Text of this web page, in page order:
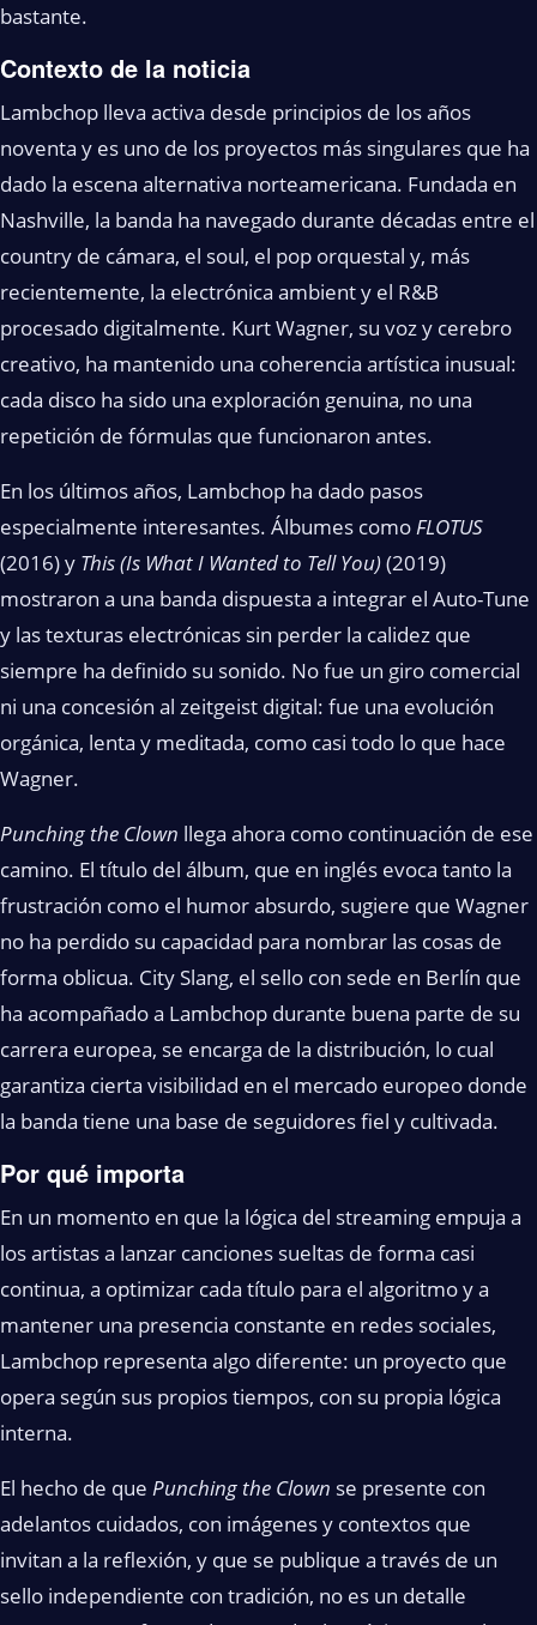
bastante.
Contexto de la noticia
Lambchop lleva activa desde principios de los años
noventa y es uno de los proyectos más singulares que ha
dado la escena alternativa norteamericana. Fundada en
Nashville, la banda ha navegado durante décadas entre el
country de cámara, el soul, el pop orquestal y, más
recientemente, la electrónica ambient y el R&B
procesado digitalmente. Kurt Wagner, su voz y cerebro
creativo, ha mantenido una coherencia artística inusual:
cada disco ha sido una exploración genuina, no una
repetición de fórmulas que funcionaron antes.
En los últimos años, Lambchop ha dado pasos
especialmente interesantes. Álbumes como FLOTUS
(2016) y This (Is What I Wanted to Tell You)(2019)
mostraron a una banda dispuesta a integrar el Auto-Tune
y las texturas electrónicas sin perder la calidez que
siempre ha definido su sonido. No fue un giro comercial
ni una concesión al zeitgeist digital: fue una evolución
orgánica, lenta y meditada, como casi todo lo que hace
Wagner.
Punching the Clown llega ahora como continuación de ese
camino. El título del álbum, que en inglés evoca tanto la
frustración como el humor absurdo, sugiere que Wagner
no ha perdido su capacidad para nombrar las cosas de
forma oblicua. City Slang, el sello con sede en Berlín que
ha acompañado a Lambchop durante buena parte de su
carrera europea, se encarga de la distribución, lo cual
garantiza cierta visibilidad en el mercado europeo donde
la banda tiene una base de seguidores fiel y cultivada.
Por qué importa
En un momento en que la lógica del streaming empuja a
los artistas a lanzar canciones sueltas de forma casi
continua, a optimizar cada título para el algoritmo y a
mantener una presencia constante en redes sociales,
Lambchop representa algo diferente: un proyecto que
opera según sus propios tiempos, con su propia lógica
interna.
El hecho de que Punching the Clown se presente con
adelantos cuidados, con imágenes y contextos que
invitan a la reflexión, y que se publique a través de un
sello independiente con tradición, no es un detalle